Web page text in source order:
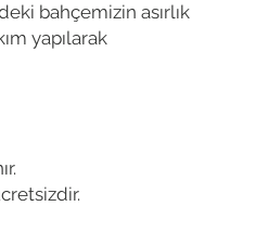
bahçemizin asırlık
yapılarak